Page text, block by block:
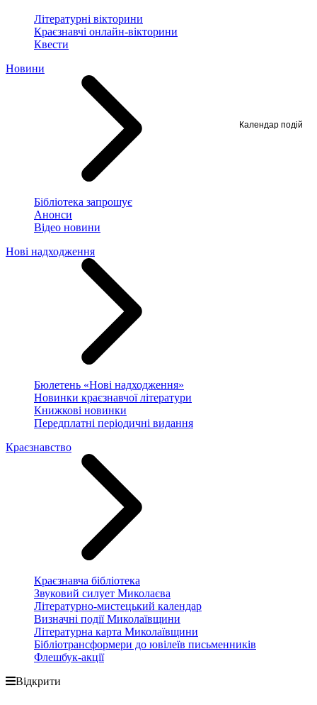
Літературні вікторини
Краєзнавчі онлайн-вікторини
Квести
Новини
Бібліотека запрошує
Анонси
Відео новини
Нові надходження
Бюлетень «Нові надходження»
Новинки краєзнавчої літератури
Книжкові новинки
Передплатні періодичні видання
Краєзнавство
Краєзнавча бібліотека
Звуковий силует Миколаєва
Літературно-мистецький календар
Визначні події Миколаївщини
Літературна карта Миколаївщини
Бібліотрансформери до ювілеїв письменників
Флешбук-акції
Відкрити
Календар подій